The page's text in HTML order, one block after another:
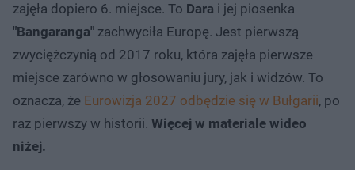
zajęła dopiero 6. miejsce. To Dara i jej piosenka
"Bangaranga" zachwyciła Europę. Jest pierwszą
zwyciężczynią od 2017 roku, która zajęła pierwsze
miejsce zarówno w głosowaniu jury, jak i widzów. To
oznacza, że Eurowizja 2027 odbędzie się w Bułgarii, po
raz pierwszy w historii. Więcej w materiale wideo
niżej.